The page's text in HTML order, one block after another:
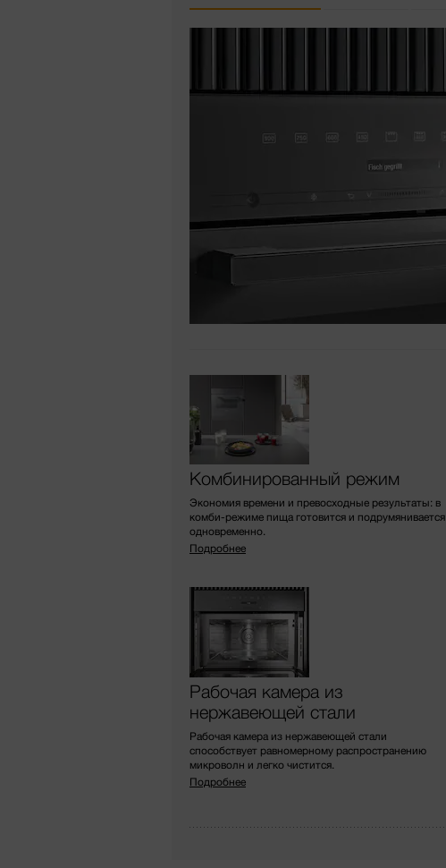
Комбинированный режим
Экономия времени и превосходные результаты: в
комби-режиме пища готовится и подрумянивается
одновременно.
Подробнее
Рабочая камера из
нержавеющей стали
Рабочая камера из нержавеющей стали
способствует равномерному распространению
микроволн и легко чистится.
Подробнее